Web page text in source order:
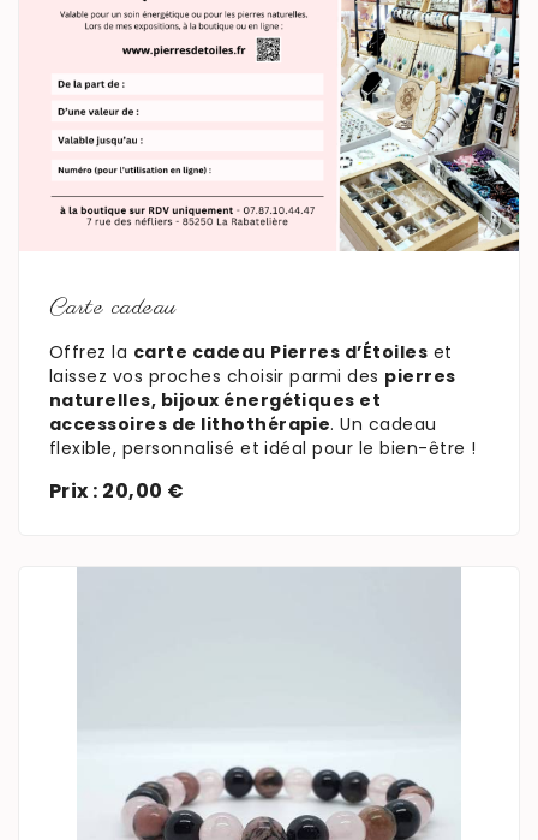
Carte cadeau
Offrez la carte cadeau Pierres d’Étoiles et
laissez vos proches choisir parmi des pierres
naturelles, bijoux énergétiques et
accessoires de lithothérapie. Un cadeau
flexible, personnalisé et idéal pour le bien-être !
Prix : 20,00 €
En savoir plus